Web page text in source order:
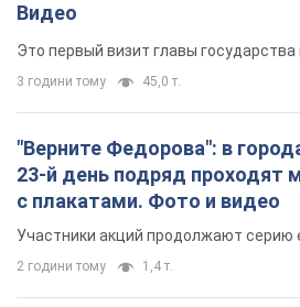
Видео
Это первый визит главы государства
3 години тому 45,0 т.
"Верните Федорова": в
23-й день подряд проходят
с плакатами. Фото и видео
Участники акций продолжают серию
2 години тому 1,4 т.